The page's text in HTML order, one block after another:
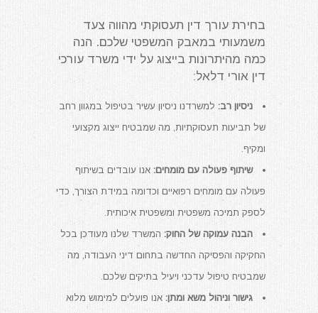
בחירת עורך דין תעסוקתי מהווה צעד
משמעותי במאבק המשפטי שלכם. הנה
כמה מהיתרונות בייצוג על ידי משרד עורכי
דין אורי דלאל:
ניסיון רב: למשרדנו ניסיון עשיר בטיפול במגוון רחב
של תביעות תעסוקתיות, מה שמבטיח ייצוג מקצועי
ומקיף.
שיתוף פעולה עם מומחים: אנו עובדים בשיתוף
פעולה עם מומחים רפואיים וכדומה במידת הצורך, כדי
לספק תמיכה משפטית ומשפטית איכותית.
הבנה עמוקה של החוק: המשרד שלנו מעודכן בכל
החקיקה והפסיקה החדשה בתחום דיני העבודה, מה
שמבטיח טיפול עדכני ויעיל בתיקים שלכם.
גישור וניהול משא ומתן: אנו פועלים למימוש מלוא